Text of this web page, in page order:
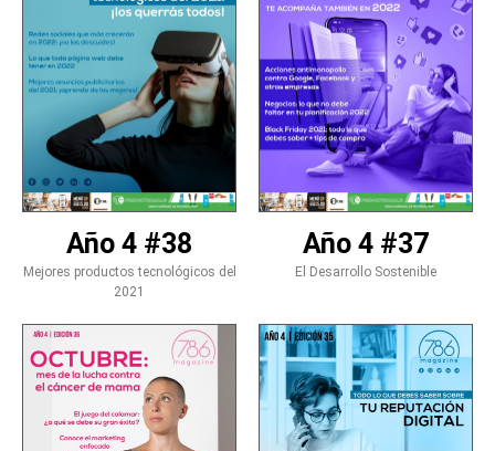
Año 4 #38
Mejores productos tecnológicos del
2021
Año 4 #37
El Desarrollo Sostenible